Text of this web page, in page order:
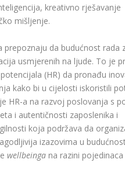
kreativno rješavanje
mišljenje.
prepoznaju da budućnost rada
usmjerenih na ljude. To je
(HR) da pronađu
kako bi u cijelosti iskoristili
HR-a na razvoj poslovanja s
i autentičnosti zaposlenika i
koja podržava da
izazovima u
wellbeinga na razini pojedinaca